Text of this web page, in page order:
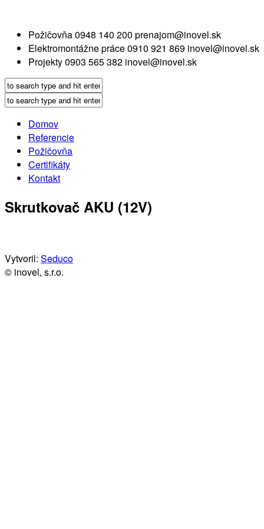
Požičovňa0948 140 200 prenajom@inovel.sk
Elektromontážne práce0910 921 869 inovel@inovel.sk
Projekty0903 565 382 inovel@inovel.sk
Domov
Referencie
Požičovňa
Certifikáty
Kontakt
Skrutkovač AKU (12V)
Vytvoril: Seduco
© inovel, s.r.o.